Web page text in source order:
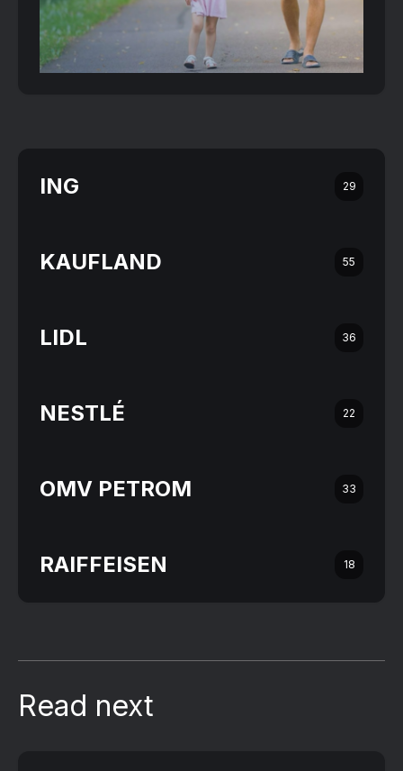
ING 29
KAUFLAND 55
LIDL 36
NESTLÉ 22
OMV PETROM 33
RAIFFEISEN 18
Read next